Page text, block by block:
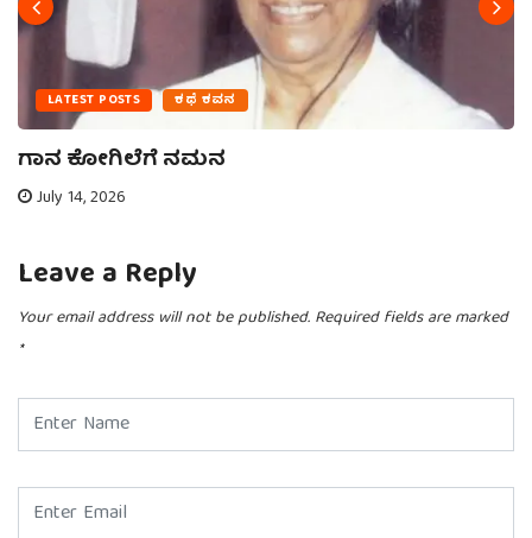
LATEST POSTS ಕಥೆ ಕವನ
ಗಾನ ಕೋಗಿಲೆಗೆ ನಮನ
July 14, 2026
Leave a Reply
Your email address will not be published. Required fields are marked
*